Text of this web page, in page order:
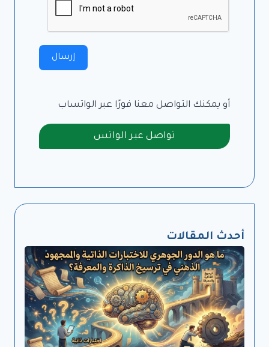
إرسال
أو يمكنك التواصل معنا فورًا عبر الواتساب
تواصل عبر الواتس
أحدث المقالات